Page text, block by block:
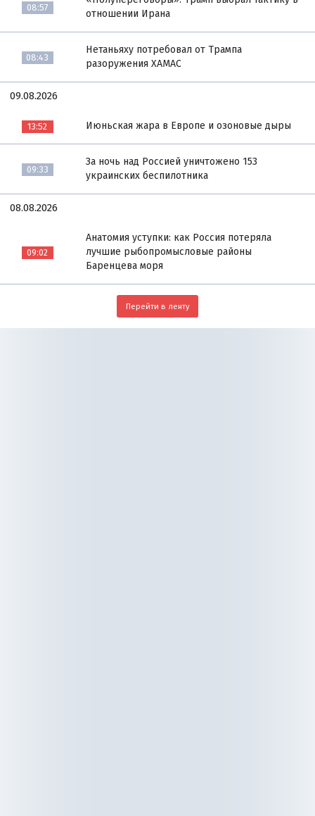
08:57
отношении Ирана
08:43
Нетаньяху потребовал от Трампа
разоружения ХАМАС
09.08.2026
13:52 Июньская жара в Европе и озоновые дыры
09:33
За ночь над Россией уничтожено 153
украинских беспилотника
08.08.2026
09:02
Анатомия уступки: как Россия потеряла
лучшие рыбопромысловые районы
Баренцева моря
Перейти в ленту